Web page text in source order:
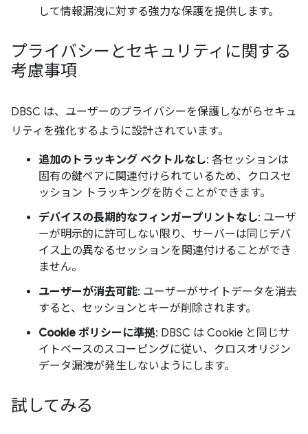
して情報漏洩に対する強力な保護を提供します。
プライバシーとセキュリティに関する
考慮事項
DBSC は、ユーザーのプライバシーを保護しながらセキュ
リティを強化するように設計されています。
追加のトラッキング ベクトルなし: 各セッションは
固有の鍵ペアに関連付けられているため、クロスセ
ッション トラッキングを防ぐことができます。
デバイスの長期的なフィンガープリントなし: ユーザ
ーが明示的に許可しない限り、サーバーは同じデバ
イス上の異なるセッションを関連付けることができ
ません。
ユーザーが消去可能: ユーザーがサイトデータを消去
すると、セッションとキーが削除されます。
Cookie ポリシーに準拠: DBSC は Cookie と同じサ
イトベースのスコーピングに従い、クロスオリジン
データ漏洩が発生しないようにします。
試してみる